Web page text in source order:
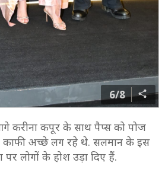
6/8
करीना कपूर के साथ पैप्स को पोज
काफी अच्छे लग रहे थे. सलमान के इस
लोगों के होश उड़ा दिए हैं.